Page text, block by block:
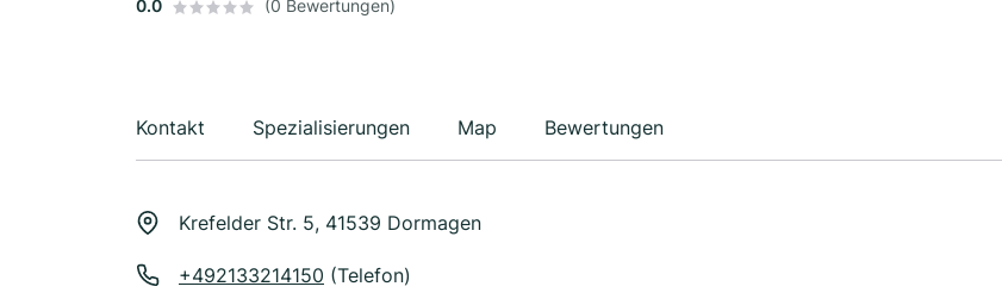
0.0
(0 Bewertungen)
Kontakt Spezialisierungen Map Bewertungen
Krefelder Str. 5, 41539 Dormagen
+492133214150 (Telefon)